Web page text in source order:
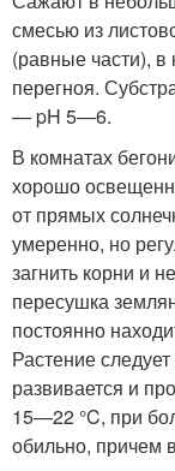
смесью из
(равные части), в
перегноя.
— pH 5—6.
В комнатах
хорошо
от прямых
умеренно, но
загнить корни и
пересушка
постоянно
Растение
развивается и
15—22 °C, при
обильно, причем